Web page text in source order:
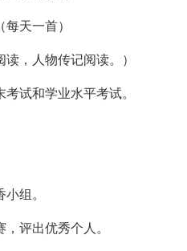
天一首）
，人物传记阅读。）
试和学业水平考试。
组。
评出优秀个人。